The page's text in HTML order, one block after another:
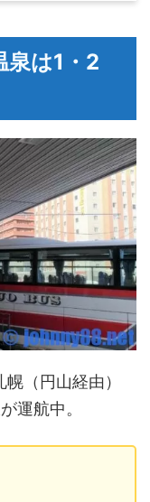
泉は1・2
（円山経由）
運航中。